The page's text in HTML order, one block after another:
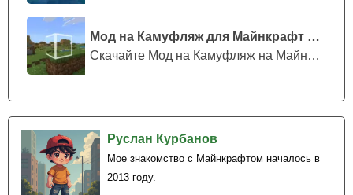
Мод на Камуфляж для Майнкрафт ПЕ
Скачайте Мод на Камуфляж на Майнкрафт...
Руслан Курбанов
Мое знакомство с Майнкрафтом началось в
2013 году.